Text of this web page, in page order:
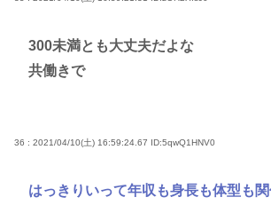
300未満とも大丈夫だよな
共働きで
36 : 2021/04/10(土) 16:59:24.67 ID:5qwQ1HNV0
はっきりいって年収も身長も体型も